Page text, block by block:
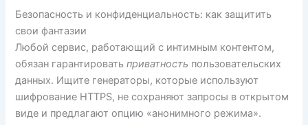
Безопасность и конфиденциальность: как защитить
свои фантазии
Любой сервис, работающий с интимным контентом,
обязан гарантироватьприватность пользовательских
данных. Ищите генераторы, которые используют
шифрование HTTPS, не сохраняют запросы в открытом
виде и предлагают опцию «анонимного режима».